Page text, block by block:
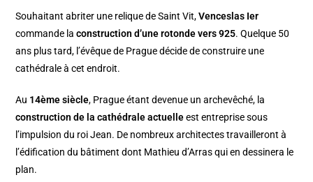
Souhaitant abriter une relique de Saint Vit,Venceslas Ier
commande laconstruction d’une rotonde vers 925. Quelque 50
ans plus tard, l’évêque de Prague décide de construire une
cathédrale à cet endroit.
Au 14ème siècle, Prague étant devenue un archevêché, la
construction de la cathédrale actuelleest entreprise sous
l’impulsion du roi Jean. De nombreux architectes travailleront à
l’édification du bâtiment dont Mathieu d’Arras qui en dessinera le
plan.